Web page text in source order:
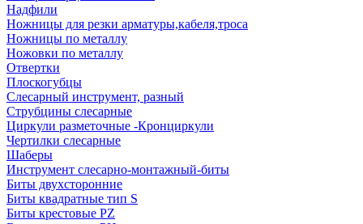
Надфили
Ножницы для резки арматуры,кабеля,троса
Ножницы по металлу
Ножовки по металлу
Отвертки
Плоскогубцы
Слесарный инструмент, разный
Струбцины слесарные
Циркули разметочные -Кронциркули
Чертилки слесарные
Шаберы
Инструмент слесарно-монтажный-биты
Биты двухсторонние
Биты квадратные тип S
Биты крестовые РZ